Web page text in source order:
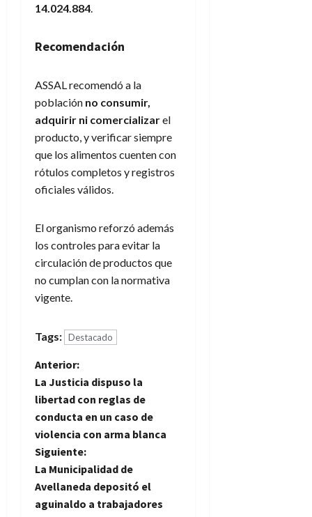
14.024.884.
Recomendación
ASSAL recomendó a la
población no consumir,
adquirir ni comercializarel
producto, y verificar siempre
que los alimentos cuenten con
rótulos completos y registros
oficiales válidos.
El organismo reforzó además
los controles para evitar la
circulación de productos que
no cumplan con la normativa
vigente.
Tags: Destacado
N
a
v
e
g
Anterior:
La Justicia dispuso la
libertad con reglas de
conducta en un caso de
violencia con arma blanca
Siguiente:
La Municipalidad de
Avellaneda depositó el
aguinaldo a trabajadores